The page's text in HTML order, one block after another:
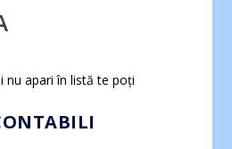
nu apari în listă te poți